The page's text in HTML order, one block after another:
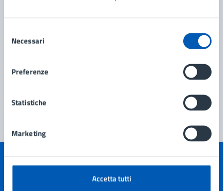
delNecessari
Preferenze
Statistiche
Marketing
Accetta tutti
Quanto sono chiare le informazioni su questa